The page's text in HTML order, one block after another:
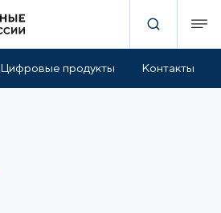
Цифровые продукты Контакты